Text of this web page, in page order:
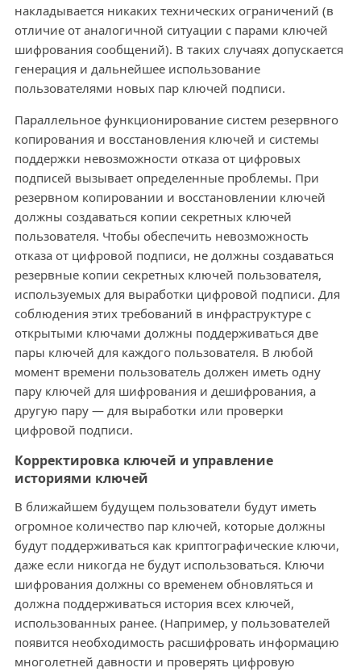
накладывается никаких технических ограничений (в
отличие от аналогичной ситуации с парами ключей
шифрования сообщений). В таких случаях допускается
генерация и дальнейшее использование
пользователями новых пар ключей подписи.
Параллельное функционирование систем резервного
копирования и восстановления ключей и системы
поддержки невозможности отказа от цифровых
подписей вызывает определенные проблемы. При
резервном копировании и восстановлении ключей
должны создаваться копии секретных ключей
пользователя. Чтобы обеспечить невозможность
отказа от цифровой подписи, не должны создаваться
резервные копии секретных ключей пользователя,
используемых для выработки цифровой подписи. Для
соблюдения этих требований в инфраструктуре с
открытыми ключами должны поддерживаться две
пары ключей для каждого пользователя. В любой
момент времени пользователь должен иметь одну
пару ключей для шифрования и дешифрования, а
другую пару — для выработки или проверки
цифровой подписи.
Корректировка ключей и управление
историями ключей
В ближайшем будущем пользователи будут иметь
огромное количество пар ключей, которые должны
будут поддерживаться как криптографические ключи,
даже если никогда не будут использоваться. Ключи
шифрования должны со временем обновляться и
должна поддерживаться история всех ключей,
использованных ранее. (Например, у пользователей
появится необходимость расшифровать информацию
многолетней давности и проверять цифровую